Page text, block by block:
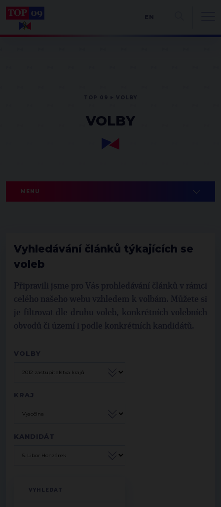
VOLBY
MENU
Vyhledávání článků týkajících se
voleb
Připravili jsme pro Vás prohledávání článků v rámci
celého našeho webu vzhledem k volbám. Můžete si
je filtrovat dle druhu voleb, konkrétních volebních
obvodů či území i podle konkrétních kandidátů.
VOLBY
KRAJ
KANDIDÁT